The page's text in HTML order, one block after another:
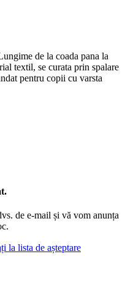
de la coada pana la
textil, se curata prin spalare
pentru copii cu varsta
de e-mail și vă vom anunța
la lista de așteptare